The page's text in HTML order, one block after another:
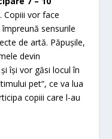
. Copiii vor face
sensurile
de artă. Păpușile,
devin
își vor găsi locul în
pet“, ce va lua
copiii care l-au